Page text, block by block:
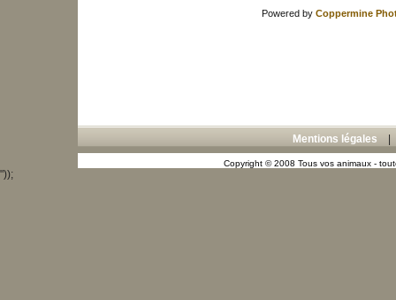
Powered by Coppermine
Mentions légales
Copyright © 2008 Tous vos animaux -
"));